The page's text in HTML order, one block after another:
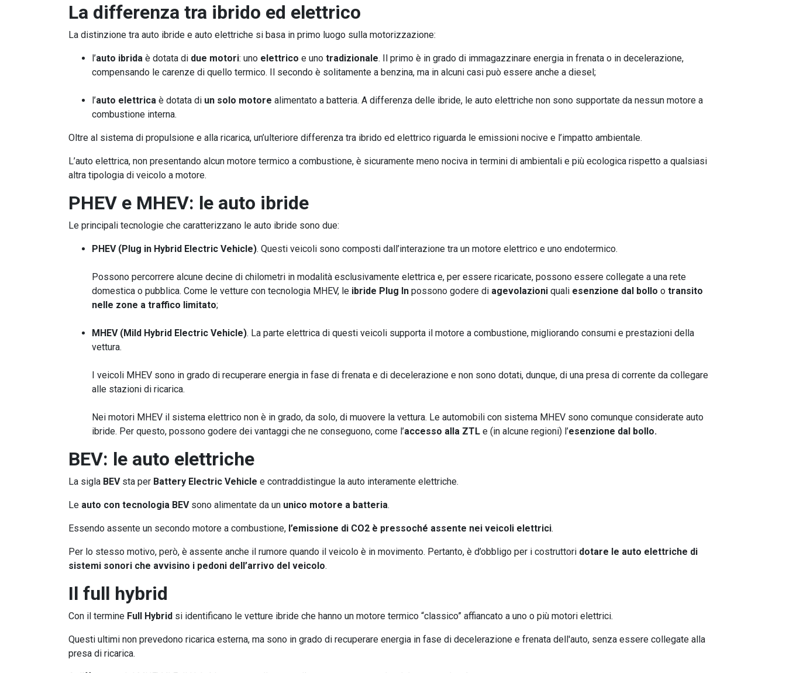
La differenza tra ibrido ed elettrico
La distinzione tra auto ibride e auto elettriche si basa in primo luogo sulla motorizzazione:
l’auto ibrida è dotata di due motori: uno elettrico e uno tradizionale. Il primo è in grado di immagazzinare energia in frenata o in decelerazione,
compensando le carenze di quello termico. Il secondo è solitamente a benzina, ma in alcuni casi può essere anche a diesel;
l’auto elettrica è dotata di un solo motore alimentato a batteria. A differenza delle ibride, le auto elettriche non sono supportate da nessun motore a
combustione interna.
Oltre al sistema di propulsione e alla ricarica, un’ulteriore differenza tra ibrido ed elettrico riguarda le emissioni nocive e l’impatto ambientale.
L’auto elettrica, non presentando alcun motore termico a combustione, è sicuramente meno nociva in termini di ambientali e più ecologica rispetto a qualsiasi
altra tipologia di veicolo a motore.
PHEV e MHEV: le auto ibride
Le principali tecnologie che caratterizzano le auto ibride sono due:
PHEV (Plug in Hybrid Electric Vehicle). Questi veicoli sono composti dall’interazione tra un motore elettrico e uno endotermico.
Possono percorrere alcune decine di chilometri in modalità esclusivamente elettrica e, per essere ricaricate, possono essere collegate a una rete
domestica o pubblica. Come le vetture con tecnologia MHEV, le ibride Plug In possono godere di agevolazioni quali esenzione dal bollo o transito
nelle zone a traffico limitato;
MHEV (Mild Hybrid Electric Vehicle). La parte elettrica di questi veicoli supporta il motore a combustione, migliorando consumi e prestazioni della
vettura.
I veicoli MHEV sono in grado di recuperare energia in fase di frenata e di decelerazione e non sono dotati, dunque, di una presa di corrente da collegare
alle stazioni di ricarica.
Nei motori MHEV il sistema elettrico non è in grado, da solo, di muovere la vettura. Le automobili con sistema MHEV sono comunque considerate auto
ibride. Per questo, possono godere dei vantaggi che ne conseguono, come l’accesso alla ZTL e (in alcune regioni) l’esenzione dal bollo.
BEV: le auto elettriche
La sigla BEVsta per Battery Electric Vehicle e contraddistingue la auto interamente elettriche.
Le auto con tecnologia BEVsono alimentate da un unico motore a batteria.
Essendo assente un secondo motore a combustione, l’emissione di CO2 è pressoché assente nei veicoli elettrici.
Per lo stesso motivo, però, è assente anche il rumore quando il veicolo è in movimento. Pertanto, è d’obbligo per i costruttori dotare le auto elettriche di
sistemi sonori che avvisino i pedoni dell’arrivo del veicolo.
Il full hybrid
Con il termine Full Hybrid si identificano le vetture ibride che hanno un motore termico “classico” affiancato a uno o più motori elettrici.
Questi ultimi non prevedono ricarica esterna, ma sono in grado di recuperare energia in fase di decelerazione e frenata dell'auto, senza essere collegate alla
presa di ricarica.